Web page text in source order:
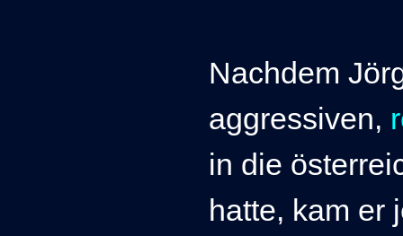
Nachdem
aggressiven,
in die
hatte, kam er